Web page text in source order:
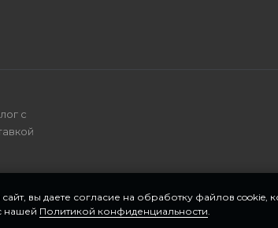
с
вы даете согласие на обработку файлов
нашей Политикой конфиденциальности.